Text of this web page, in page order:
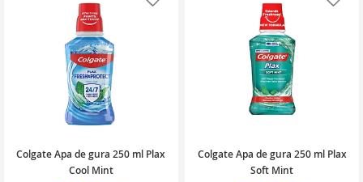
Colgate Apa de gura 250 ml Plax
Cool Mint
Colgate Apa de gura 250 ml Plax
Soft Mint